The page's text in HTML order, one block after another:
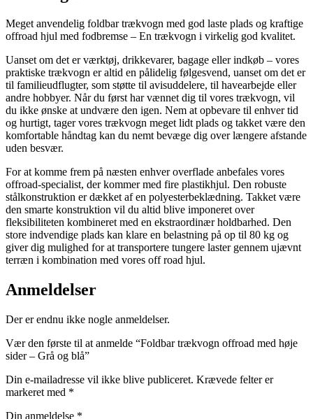
Meget anvendelig foldbar trækvogn med god laste plads og kraftige
offroad hjul med fodbremse – En trækvogn i virkelig god kvalitet.
Uanset om det er værktøj, drikkevarer, bagage eller indkøb – vores
praktiske trækvogn er altid en pålidelig følgesvend, uanset om det er
til familieudflugter, som støtte til avisuddelere, til havearbejde eller
andre hobbyer. Når du først har vænnet dig til vores trækvogn, vil
du ikke ønske at undvære den igen. Nem at opbevare til enhver tid
og hurtigt, tager vores trækvogn meget lidt plads og takket være den
komfortable håndtag kan du nemt bevæge dig over længere afstande
uden besvær.
For at komme frem på næsten enhver overflade anbefales vores
offroad-specialist, der kommer med fire plastikhjul. Den robuste
stålkonstruktion er dækket af en polyesterbeklædning. Takket være
den smarte konstruktion vil du altid blive imponeret over
fleksibiliteten kombineret med en ekstraordinær holdbarhed. Den
store indvendige plads kan klare en belastning på op til 80 kg og
giver dig mulighed for at transportere tungere laster gennem ujævnt
terræn i kombination med vores off road hjul.
Anmeldelser
Der er endnu ikke nogle anmeldelser.
Vær den første til at anmelde “Foldbar trækvogn offroad med høje
sider – Grå og blå”
Din e-mailadresse vil ikke blive publiceret. Krævede felter er
markeret med *
Din anmeldelse *